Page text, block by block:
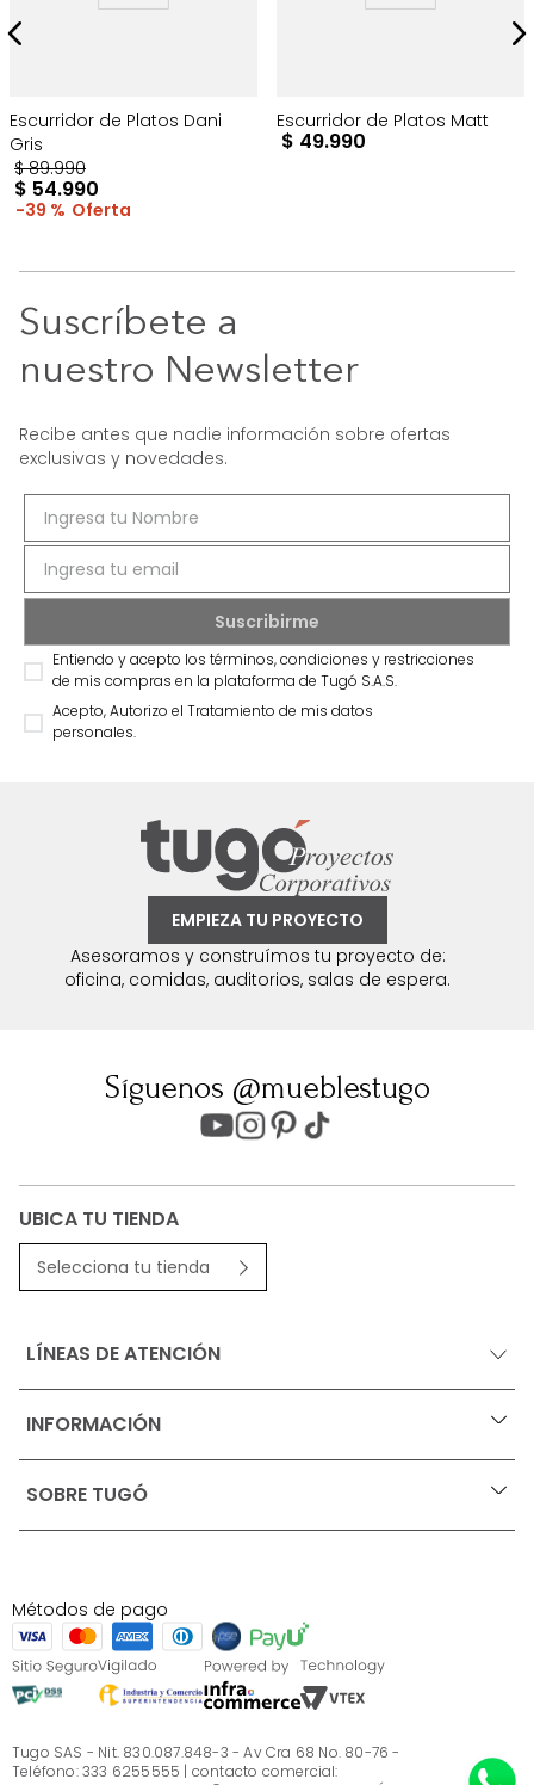
Escurridor de Platos Dani
Gris
$ 89.990
$ 54.990
39 %
Escurridor de Platos Matt
$ 49.990
Suscríbete a
nuestro Newsletter
Recibe antes que nadie información sobre ofertas
exclusivas y novedades.
Entiendo y acepto los términos, condiciones y restricciones
de mis compras en la plataforma de Tugó S.A.S.
Acepto, Autorizo el Tratamiento de mis datos
personales.
EMPIEZA TU PROYECTO
Asesoramos y construímos tu proyecto de:
oficina, comidas, auditorios, salas de espera.
Síguenos @mueblestugo
UBICA TU TIENDA
Selecciona tu tienda
LÍNEAS DE ATENCIÓN
INFORMACIÓN +
Ofertas vigentes
Términos, condiciones y restricciones para productos
S.A.S
Términos, condiciones y restricciones Tugó S.A.S
Instructivo cuidado de muebles
Sé parte de Tugó
¿Quiénes somos?
Servicio al cliente
SOBRE TUGÓ +
¿Quieres vender en Tugó?
Métodos de pago
Tugo SAS - Nit. 830.087.848-3 - Av Cra 68 No. 80-76 -
Teléfono: 333 6255555 | contacto comercial: